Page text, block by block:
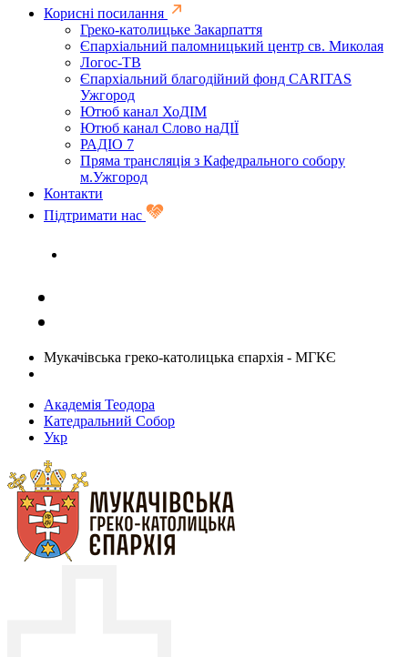
Корисні посилання
Греко-католицьке Закарпаття
Єпархіальний паломницький центр св. Миколая
Логос-ТВ
Єпархіальний благодійний фонд CARITAS
Ужгород
Ютюб канал ХоДІМ
Ютюб канал Слово наДІЇ
РАДІО 7
Пряма трансляція з Кафедрального собору
м.Ужгород
Контакти
Підтримати нас
Мукачівська греко-католицька єпархія - МГКЄ
Академія Теодора
Катедральний Собор
Укр